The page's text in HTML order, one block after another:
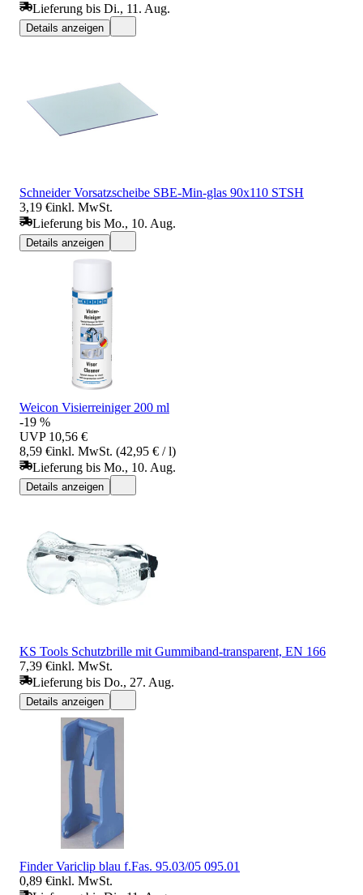
Lieferung bis Di., 11. Aug.
Details anzeigen
Schneider Vorsatzscheibe SBE-Min-glas 90x110 STSH
3,19 €inkl. MwSt.
Lieferung bis Mo., 10. Aug.
Details anzeigen
Weicon Visierreiniger 200 ml
-19 %
UVP 10,56 €
8,59 €inkl. MwSt. (42,95 € / l)
Lieferung bis Mo., 10. Aug.
Details anzeigen
KS Tools Schutzbrille mit Gummiband-transparent, EN 166
7,39 €inkl. MwSt.
Lieferung bis Do., 27. Aug.
Details anzeigen
Finder Variclip blau f.Fas. 95.03/05 095.01
0,89 €inkl. MwSt.